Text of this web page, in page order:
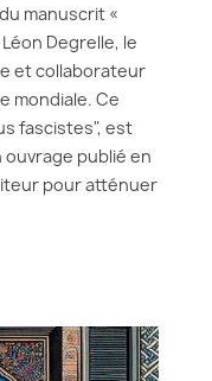
manuscrit «
Degrelle, le
et collaborateur
mondiale. Ce
fascistes", est
publié en
pour atténuer